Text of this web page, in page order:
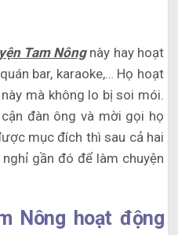
Tam Nôngnày hay hoạt
bar, karaoke,… Họ hoạt
mà không lo bị soi mói.
đàn ông và mời gọi họ
mục đích thì sau cả hai
gần đó để làm chuyện
Nông hoạt động